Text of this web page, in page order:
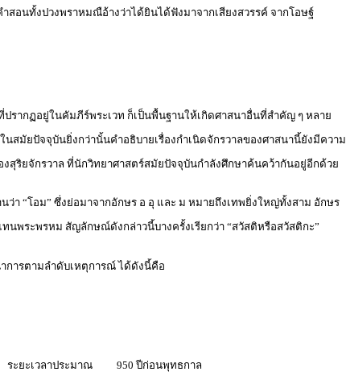
อนทั้งปวงพราหมณือ้างว่าได้ยินได้ฟังมาจากเสียงสวรรค์ จากโอษฐ์
ากฏอยู่ในคัมภีร์พระเวท ก็เป็นพื้นฐานให้เกิดศาสนาอื่นที่สำคัญ ๆ หลาย
มัยปัจจุบันยิ่งกว่านั้นคำอธิบายเรื่องกำเนิดจักรวาลของศาสนานี้ยังมีความ
ริยจักรวาล ที่นักวิทยาศาสตร์สมัยปัจจุบันกำลังศึกษาค้นคว้ากันอยู่อีกด้วย
“โอม” ซึ่งย่อมาจากอักษร อ อุ และ ม หมายถึงเทพยิ่งใหญ่ทั้งสาม อักษร
นพระพรหม สัญลักษณ์ดังกล่าวนี้บางครั้งเรียกว่า “สวัสติหรือสวัสติกะ”
การตามลำดับเหตุการณ์ ได้ดังนี้คือ
ระยะเวลาประมาณ 950 ปีก่อนพุทธกาล